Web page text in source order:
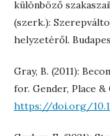
különböző
(szerk.):
helyzetéről.
Gray, B. (2011):
for. Gender, Place &
https://doi.org/